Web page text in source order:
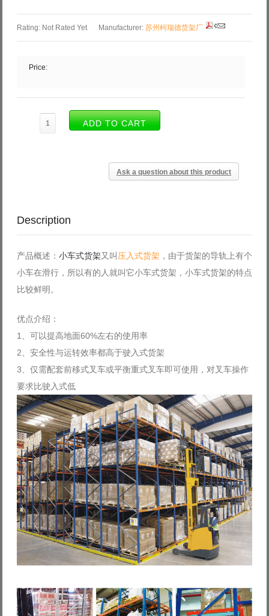
Rating: Not Rated Yet Manufacturer: 苏州柯瑞德货架厂
Price:
Ask a question about this product
Description
产品概述： 小车式货架又叫 压入式货架 ，由于货架的导轨上有个
小车在滑行，所以有的人就叫它小车式货架，小车式货架的特点
比较鲜明。
优点介绍：
1、可以提高地面60%左右的使用率
2、安全性与运转效率都高于驶入式货架
3、仅需配套前移式叉车或平衡重式叉车即可使用，对叉车操作
要求比驶入式低